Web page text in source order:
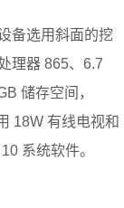
备选用斜面的挖
理器 865、6.7
储存空间，
18W 有线电视和
系统软件。